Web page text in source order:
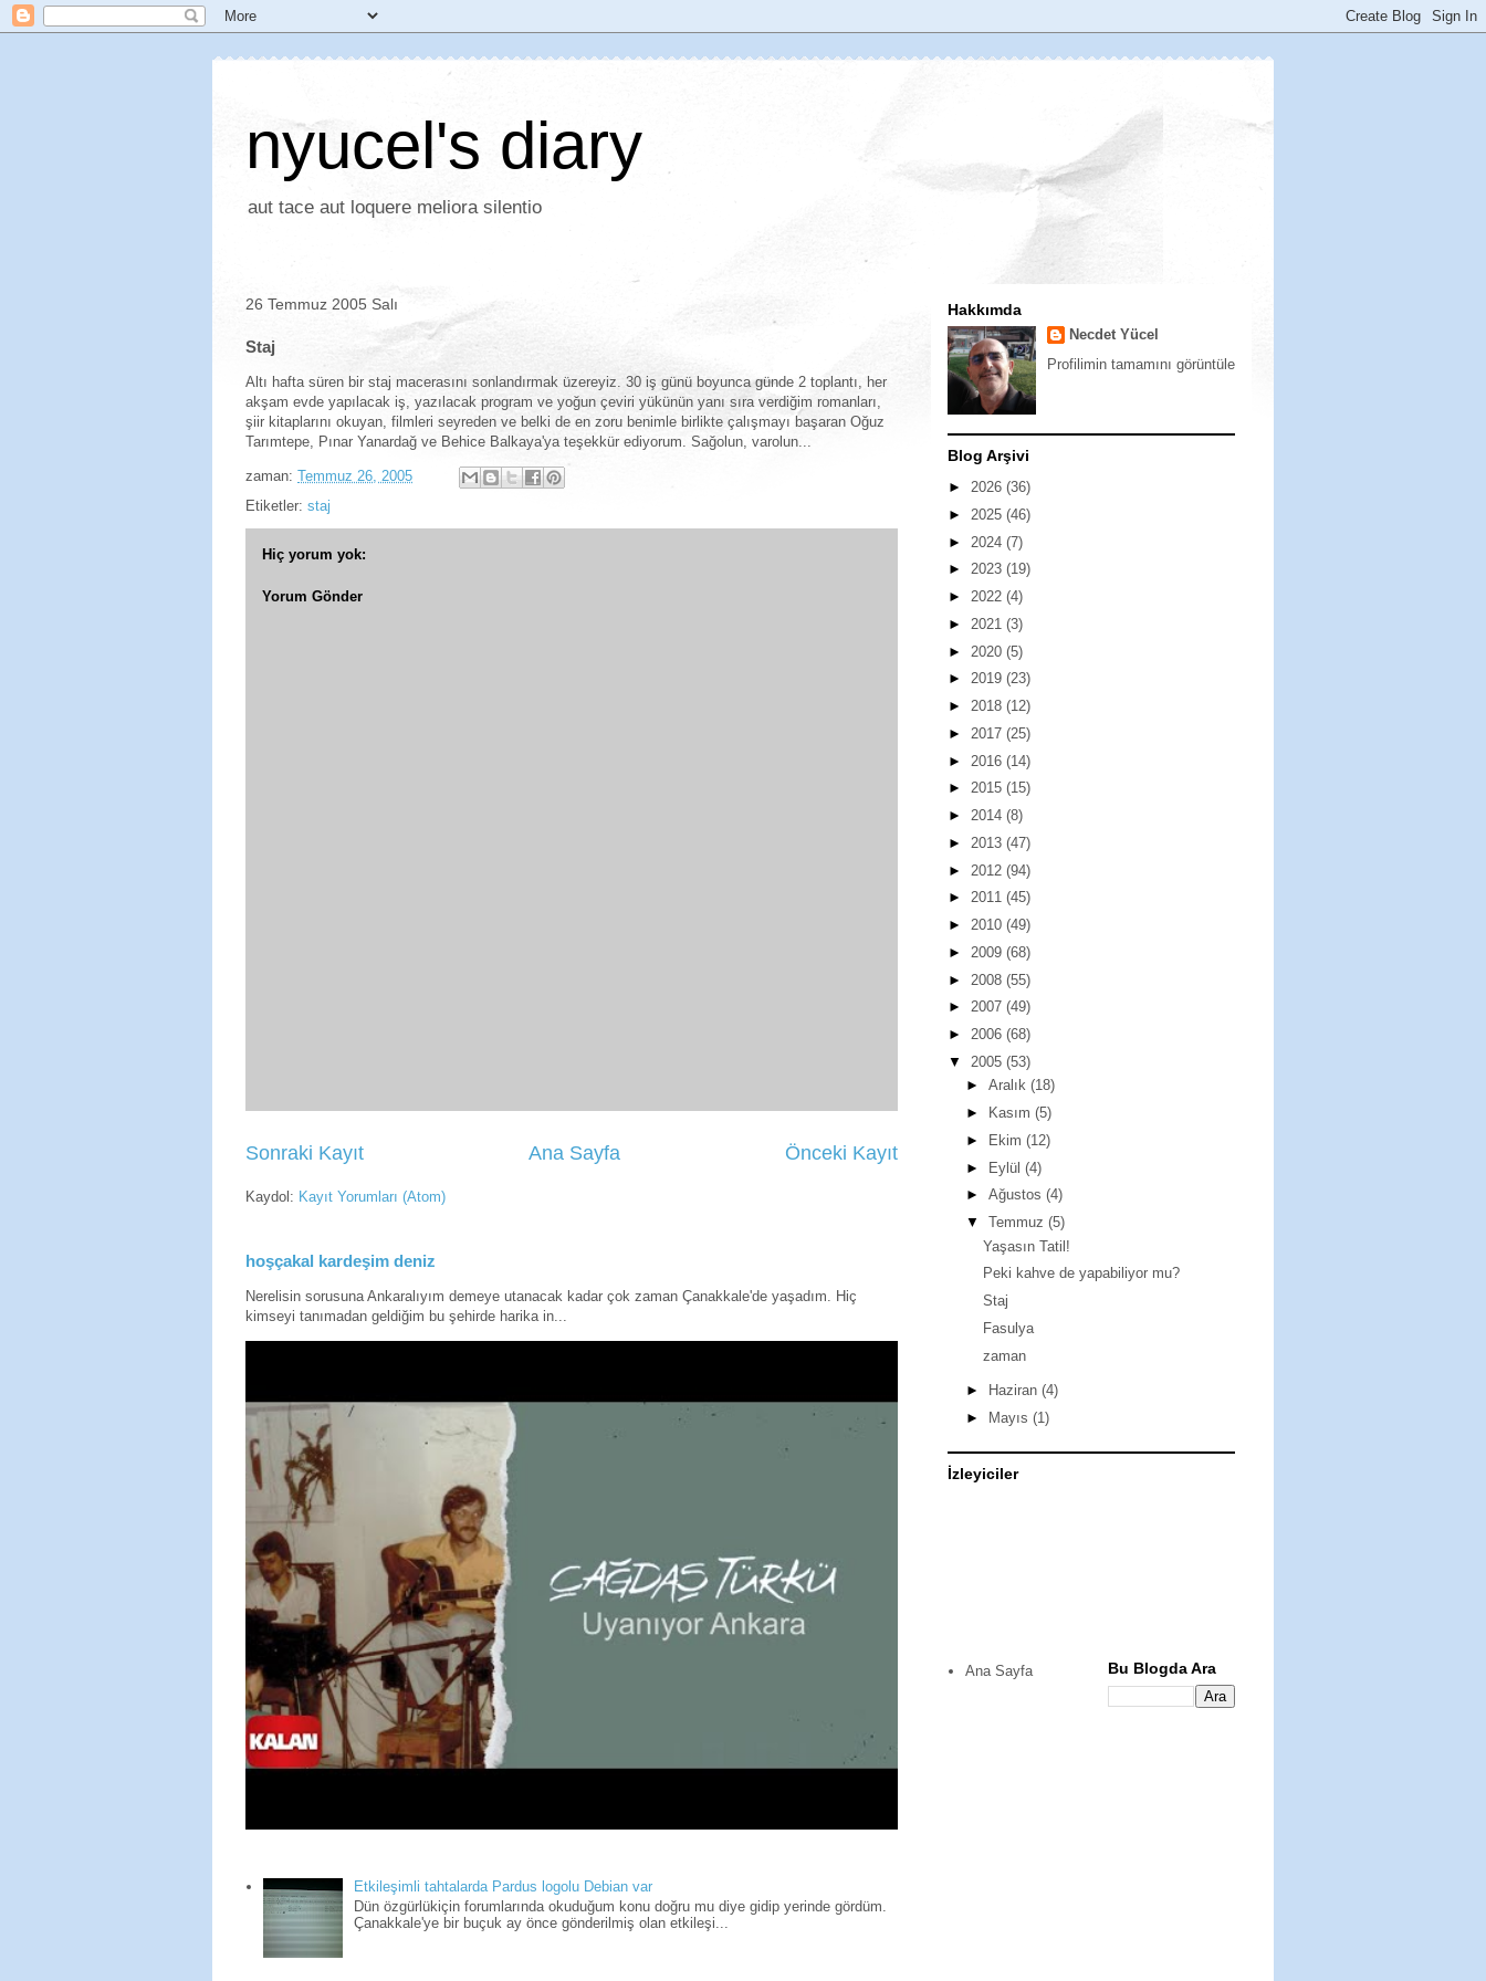
nyucel's diary
aut tace aut loquere meliora silentio
26 Temmuz 2005 Salı
Staj
Altı hafta süren bir staj macerasını sonlandırmak üzereyiz. 30 iş günü boyunca günde 2 toplantı, her
akşam evde yapılacak iş, yazılacak program ve yoğun çeviri yükünün yanı sıra verdiğim romanları,
şiir kitaplarını okuyan, filmleri seyreden ve belki de en zoru benimle birlikte çalışmayı başaran Oğuz
Tarımtepe, Pınar Yanardağ ve Behice Balkaya'ya teşekkür ediyorum. Sağolun, varolun...
zaman: Temmuz 26, 2005
Etiketler: staj
Hiç yorum yok:
Yorum Gönder
Sonraki Kayıt Önceki Kayıt
Ana Sayfa
Kaydol: Kayıt Yorumları (Atom)
hoşçakal kardeşim deniz
Nerelisin sorusuna Ankaralıyım demeye utanacak kadar çok zaman Çanakkale'de yaşadım. Hiç
kimseyi tanımadan geldiğim bu şehirde harika in...
Etkileşimli tahtalarda Pardus logolu Debian var
Dün özgürlükiçin forumlarında okuduğum konu doğru mu diye gidip yerinde gördüm.
Çanakkale'ye bir buçuk ay önce gönderilmiş olan etkileşi...
Hakkımda
Necdet Yücel
Profilimin tamamını görüntüle
Blog Arşivi
► 2026 (36)
► 2025 (46)
► 2024 (7)
► 2023 (19)
► 2022 (4)
► 2021 (3)
► 2020 (5)
► 2019 (23)
► 2018 (12)
► 2017 (25)
► 2016 (14)
► 2015 (15)
► 2014 (8)
► 2013 (47)
► 2012 (94)
► 2011 (45)
► 2010 (49)
► 2009 (68)
► 2008 (55)
► 2007 (49)
► 2006 (68)
▼ 2005 (53)
► Aralık (18)
►
Kasım (5)
►
Ekim (12)
► Eylül (4)
► Ağustos (4)
▼ Temmuz (5)
Yaşasın Tatil!
Peki kahve de yapabiliyor mu?
Staj
Fasulya
zaman
► Haziran (4)
► Mayıs (1)
İzleyiciler
Ana Sayfa Bu Blogda Ara